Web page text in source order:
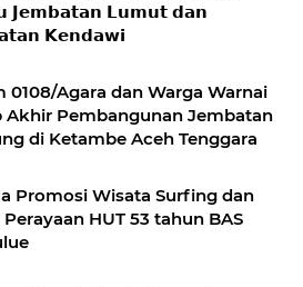
𝗝𝗲𝗺𝗯𝗮𝘁𝗮𝗻 𝗟𝘂𝗺𝘂𝘁 𝗱𝗮𝗻
𝗞𝗲𝗻𝗱𝗮𝘄𝗶
0108/Agara dan Warga Warnai
Akhir Pembangunan Jembatan
di Ketambe Aceh Tenggara
Promosi Wisata Surfing dan
HUT 53 tahun BAS